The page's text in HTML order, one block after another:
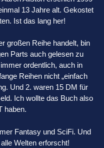
13 Jahre alt. Gekostet
Ist das lang her!
großen Reihe handelt, bin
Parts auch gelesen zu
ordentlich, auch in
Reihen nicht „einfach
Und 2. waren 15 DM für
Ich wollte das Buch also
haben.
Fantasy und SciFi. Und
Welten erforscht!